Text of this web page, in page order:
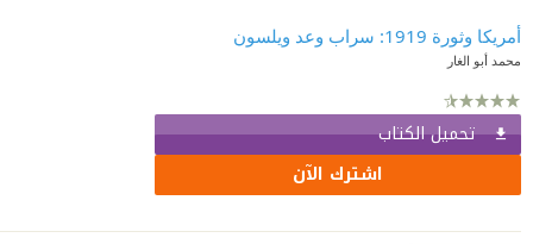
أمريكا وثورة 1919: سراب وعد ويلسون
محمد أبو الغار
تحميل الكتاب
اشترك الآن